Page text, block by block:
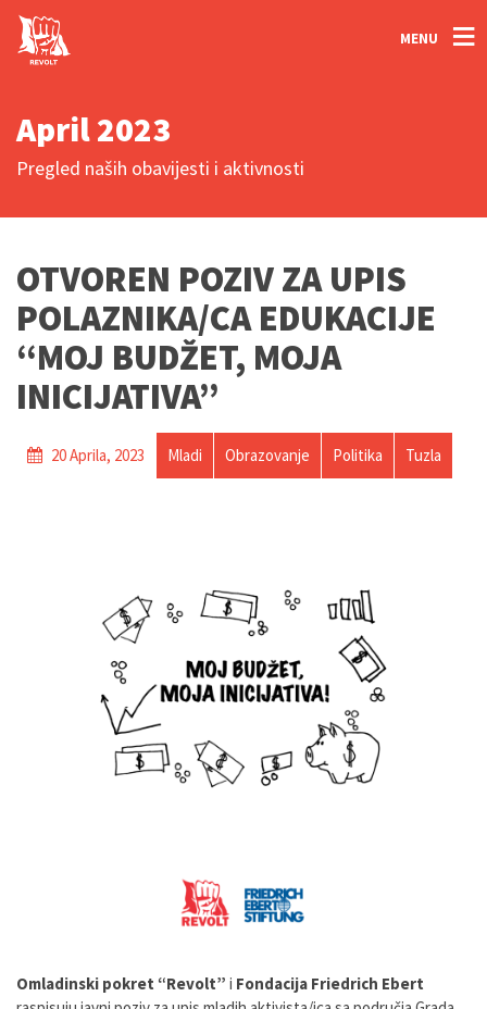
MENU
April 2023
Pregled naših obavijesti i aktivnosti
OTVOREN POZIV ZA UPIS
POLAZNIKA/CA EDUKACIJE
“MOJ BUDŽET, MOJA
INICIJATIVA”
20 Aprila, 2023 Mladi Obrazovanje Politika Tuzla
Omladinski pokret “Revolt” i Fondacija Friedrich Ebert